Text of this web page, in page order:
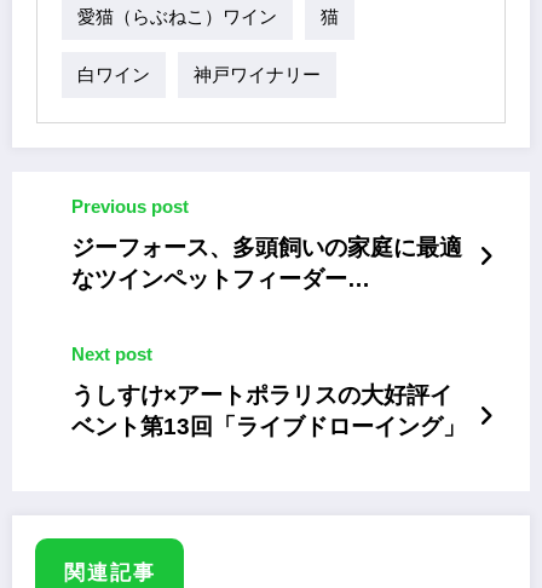
愛猫（らぶねこ）ワイン 猫
白ワイン 神戸ワイナリー
Previous post
ジーフォース、多頭飼いの家庭に最適
なツインペットフィーダー
Next post
うしすけ×アートポラリスの大好評イ
ベント第13回「ライブドローイング」
関連記事